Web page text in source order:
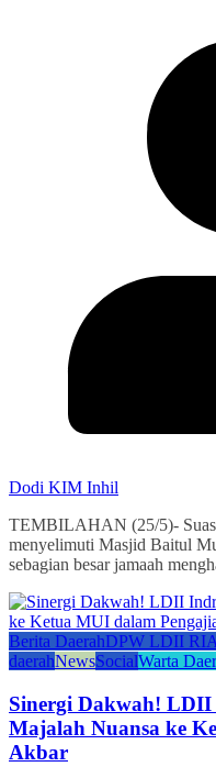
Dodi KIM Inhil
TEMBILAHAN (25/5)-
menyelimuti Masjid Baitul
sebagian besar jamaah
Berita DaerahDPW LDII
daerahNewsSocialWarta
Sinergi Dakwah!
Majalah Nuansa ke
Akbar